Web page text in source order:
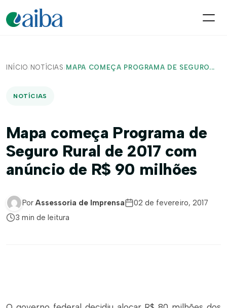
INÍCIO/ NOTÍCIAS / MAPA COMEÇA PROGRAMA DE SEGURO...
NOTÍCIAS
Mapa começa Programa de
Seguro Rural de 2017 com
anúncio de R$ 90 milhões
Por Assessoria de Imprensa
02 de fevereiro, 2017
3 min de leitura